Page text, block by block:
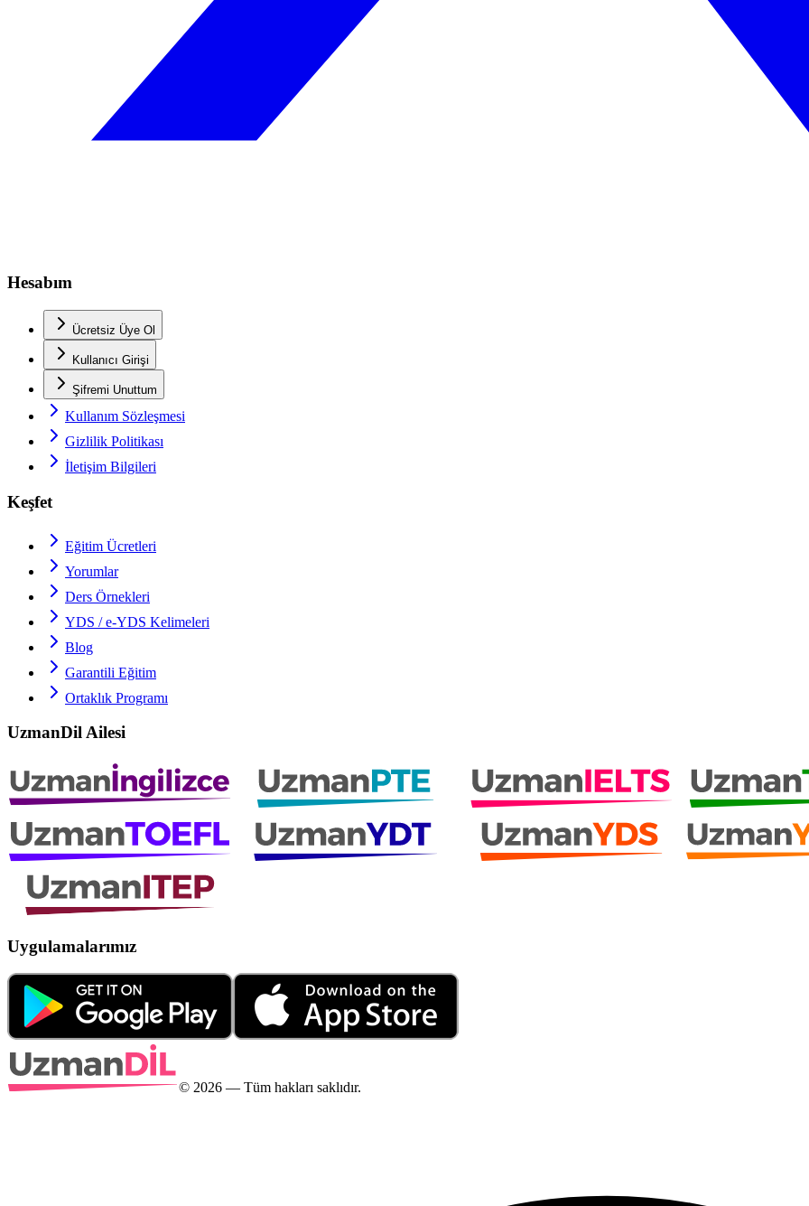
Hesabım
Ücretsiz Üye Ol
Kullanıcı Girişi
Şifremi Unuttum
Kullanım Sözleşmesi
Gizlilik Politikası
İletişim Bilgileri
Keşfet
Eğitim Ücretleri
Yorumlar
Ders Örnekleri
YDS / e-YDS Kelimeleri
Blog
Garantili Eğitim
Ortaklık Programı
UzmanDil Ailesi
Uygulamalarımız
© 2026 — Tüm hakları saklıdır.